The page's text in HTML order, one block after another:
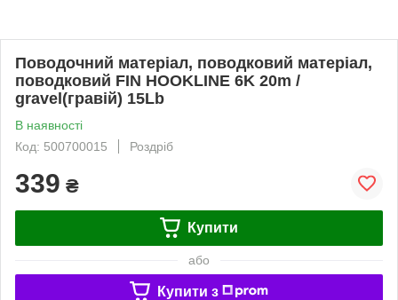
Поводочний матеріал, поводковий матеріал,
поводковий FIN HOOKLINE 6K 20m /
gravel(гравій) 15Lb
В наявності
Код: 500700015
Роздріб
339 ₴
Купити
або
Купити з